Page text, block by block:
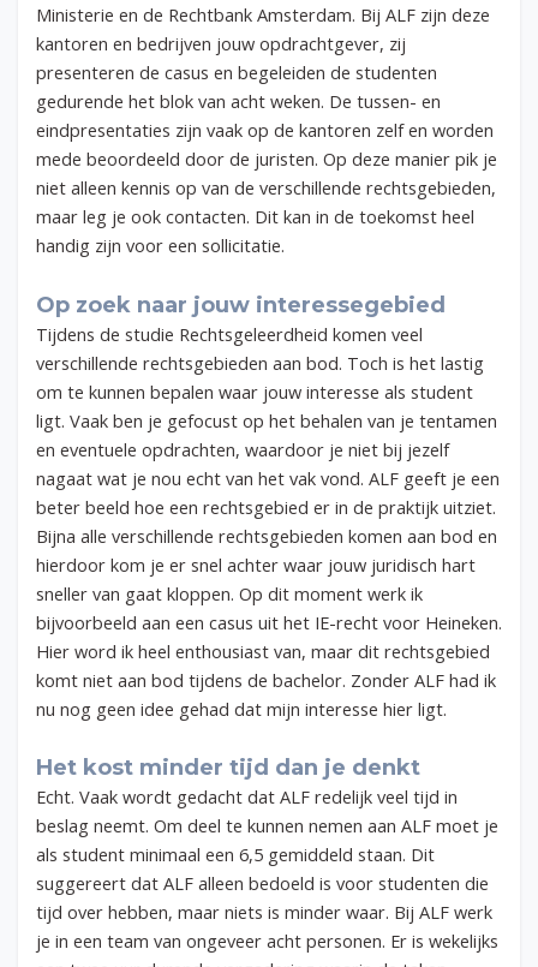
Ministerie en de Rechtbank Amsterdam. Bij ALF zijn deze
kantoren en bedrijven jouw opdrachtgever, zij
presenteren de casus en begeleiden de studenten
gedurende het blok van acht weken. De tussen- en
eindpresentaties zijn vaak op de kantoren zelf en worden
mede beoordeeld door de juristen. Op deze manier pik je
niet alleen kennis op van de verschillende rechtsgebieden,
maar leg je ook contacten. Dit kan in de toekomst heel
handig zijn voor een sollicitatie.
Op zoek naar jouw interessegebied
Tijdens de studie Rechtsgeleerdheid komen veel
verschillende rechtsgebieden aan bod. Toch is het lastig
om te kunnen bepalen waar jouw interesse als student
ligt. Vaak ben je gefocust op het behalen van je tentamen
en eventuele opdrachten, waardoor je niet bij jezelf
nagaat wat je nou echt van het vak vond. ALF geeft je een
beter beeld hoe een rechtsgebied er in de praktijk uitziet.
Bijna alle verschillende rechtsgebieden komen aan bod en
hierdoor kom je er snel achter waar jouw juridisch hart
sneller van gaat kloppen. Op dit moment werk ik
bijvoorbeeld aan een casus uit het IE-recht voor Heineken.
Hier word ik heel enthousiast van, maar dit rechtsgebied
komt niet aan bod tijdens de bachelor. Zonder ALF had ik
nu nog geen idee gehad dat mijn interesse hier ligt.
Het kost minder tijd dan je denkt
Echt. Vaak wordt gedacht dat ALF redelijk veel tijd in
beslag neemt. Om deel te kunnen nemen aan ALF moet je
als student minimaal een 6,5 gemiddeld staan. Dit
suggereert dat ALF alleen bedoeld is voor studenten die
tijd over hebben, maar niets is minder waar. Bij ALF werk
je in een team van ongeveer acht personen. Er is wekelijks